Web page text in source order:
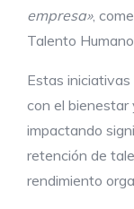
empresa»,
Talento
Estas iniciativas
con el bienestar
impactando
retención de
rendimiento